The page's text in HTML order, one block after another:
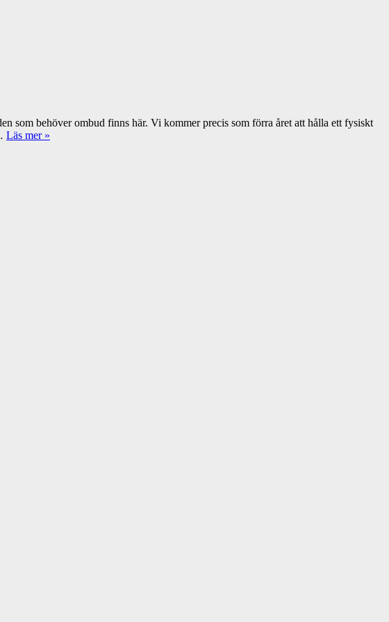
som behöver ombud finns här. Vi kommer precis som förra året att hålla ett fysiskt
Läs mer »